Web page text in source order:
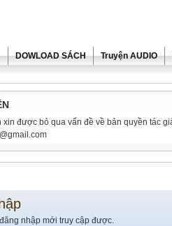
DOWLOAD SÁCH Truyện AUDIO
được bỏ qua vấn đề về bản quyền tác
nhập mới truy cập được.